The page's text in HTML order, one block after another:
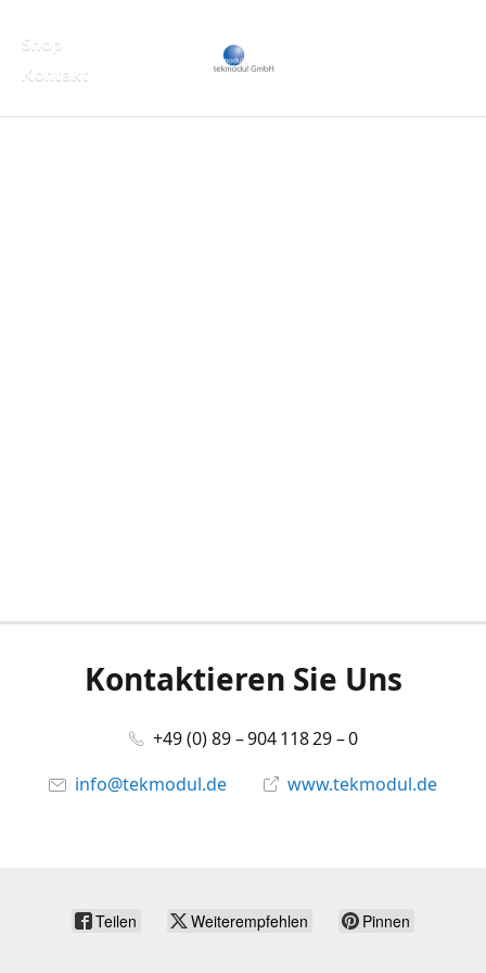
Shop
Kontakt
Kontaktieren Sie Uns
+49 (0) 89 – 904 118 29 – 0
info@tekmodul.de
www.tekmodul.de
Teilen Weiterempfehlen Pinnen